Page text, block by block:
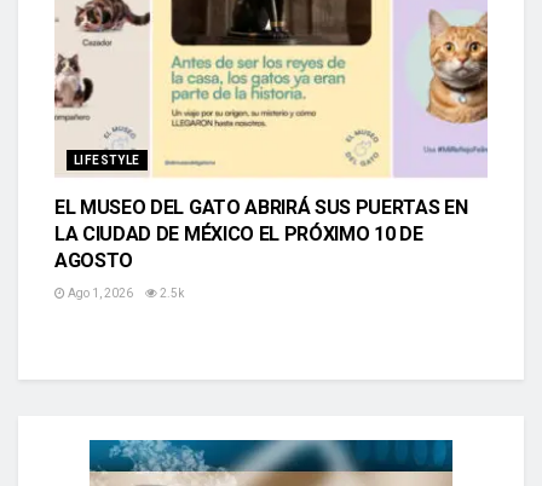
LIFESTYLE
EL MUSEO DEL GATO ABRIRÁ SUS PUERTAS EN
LA CIUDAD DE MÉXICO EL PRÓXIMO 10 DE
AGOSTO
Ago 1, 2026 2.5k